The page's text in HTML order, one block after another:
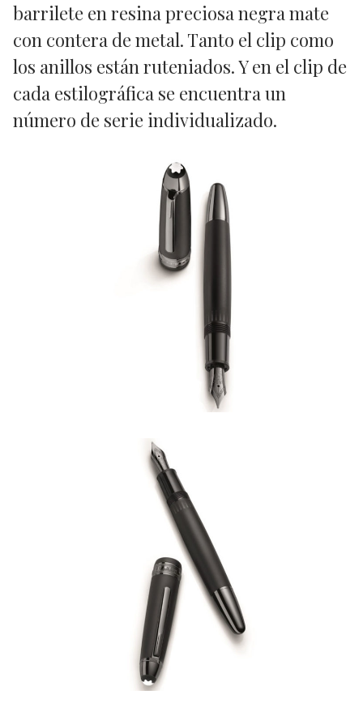
barrilete en resina preciosa negra mate
con contera de metal. Tanto el clip como
los anillos están ruteniados. Y en el clip de
cada estilográfica se encuentra un
número de serie individualizado.